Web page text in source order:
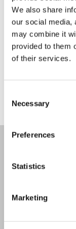
We also share
our social media,
may combine it
provided to them
of their services.
Selection
Necessary
Preferences
Statistics
Marketing
Future Skills
Future Skills
Future Skills